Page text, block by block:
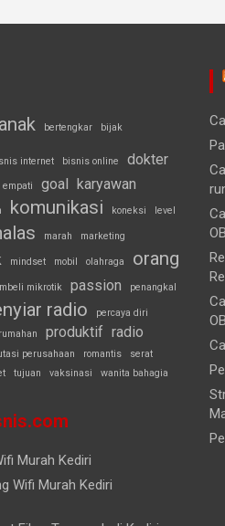
anak bertengkar bijak
internet bisnis online dokter
empati goal karyawan
komunikasi koneksi level
marah marketing
mindset mobil olahraga
orang
mikrotik passion penangkal
radio percaya diri
produktif radio
perusahaan romantis
serat
tujuan vaksinasi wanita bahagia
Murah Kediri
Wifi Murah Kediri